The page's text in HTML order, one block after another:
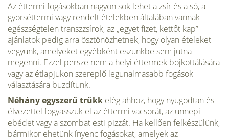
Az éttermi fogásokban nagyon sok lehet a zsír és a só, a
gyorséttermi vagy rendelt ételek­ben általában vannak
egészségtelen transzzsírok, az „egyet fizet, kettőt kap”
ajánlatok pedig arra ösztönözhetnek, hogy olyan ételeket
vegyünk, amelyeket egyébként eszünkbe sem jutna
megenni. Ezzel persze nem a helyi éttermek bojkottálá­sára
vagy az étlapjukon szereplő legunalmasabb fogások
választására buzdítunk.
Néhány egyszerű trükk elég ahhoz, hogy nyugod­tan és
élvezettel fogyasszuk el az éttermi vacsorát, az ünnepi
ebédet vagy a szombat esti pizzát. Ha kellően felkészülünk,
bármikor ehetünk ínyenc fogásokat, amelyek az